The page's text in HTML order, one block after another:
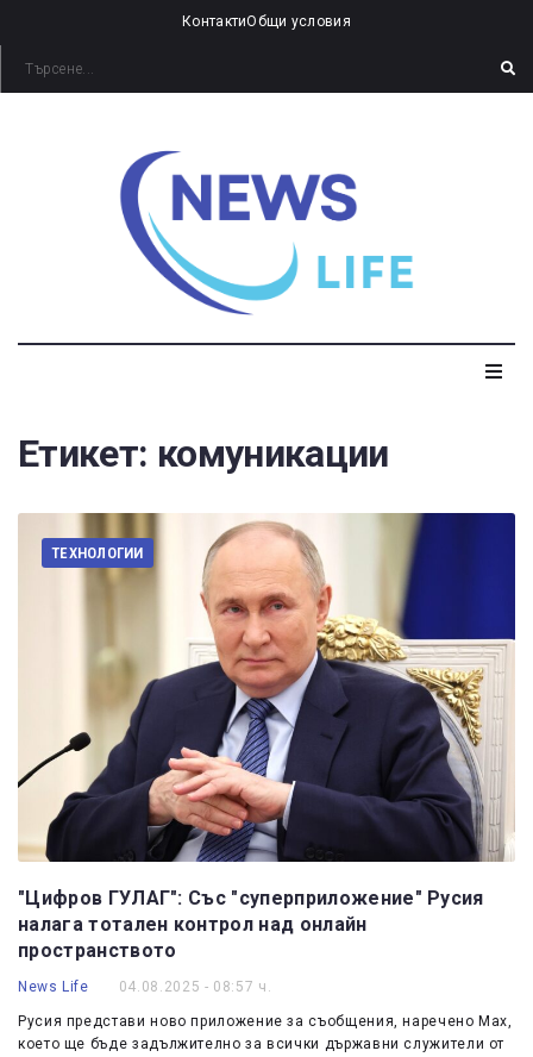
КонтактиОбщи условия
Етикет: комуникации
ТЕХНОЛОГИИ
"Цифров ГУЛАГ": Със "суперприложение" Русия
налага тотален контрол над онлайн
пространството
News Life 04.08.2025 - 08:57 ч.
Русия представи ново приложение за съобщения, наречено Max,
което ще бъде задължително за всички държавни служители от